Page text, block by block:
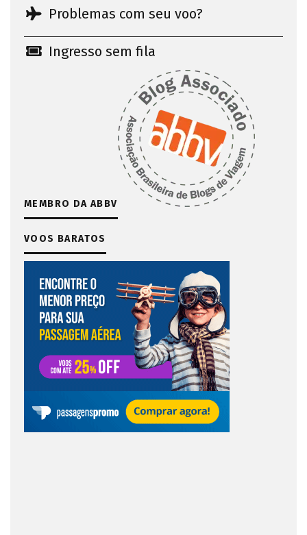
Problemas com seu voo?
Ingresso sem fila
MEMBRO DA ABBV
VOOS BARATOS